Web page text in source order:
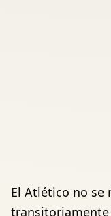
El Atlético no se
transitoriamente